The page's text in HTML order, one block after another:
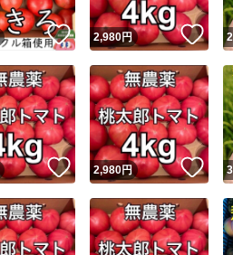
安心
いいね！
2,980円 い
いいね！
2,980円 い